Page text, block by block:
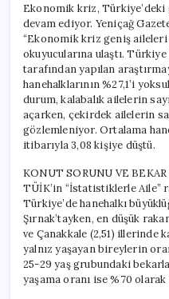
Ekonomik kriz, Türkiye’deki
devam ediyor. Yeniçağ
“Ekonomik kriz geniş aileleri
okuyucularına ulaştı.
tarafından yapılan
hanehalklarının %27,1’i
durum, kalabalık ailelerin
açarken, çekirdek ailelerin
gözlemleniyor. Ortalama
itibarıyla 3,08 kişiye düştü.
KONUT SORUNU VE BEKAR
TÜİK’in “İstatistiklerle Aile”
Türkiye’de hanehalkı
Şırnak’tayken, en düşük
ve Çanakkale (2,51) illerinde
yalnız yaşayan bireylerin
25-29 yaş grubundaki
yaşama oranı ise %70